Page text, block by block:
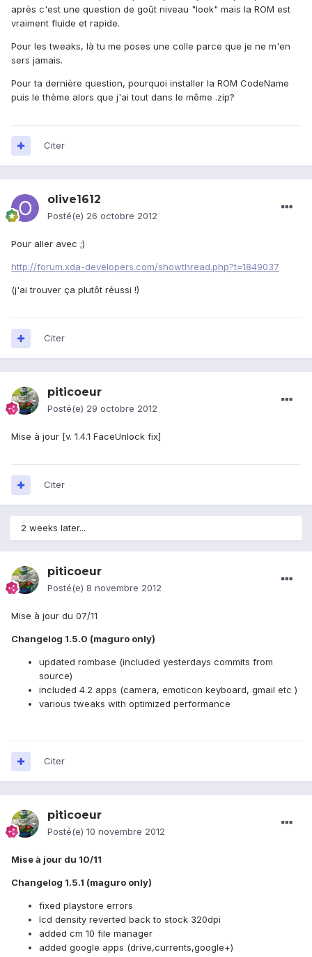
après c'est une question de goût niveau "look" mais la ROM est
vraiment fluide et rapide.
Pour les tweaks, là tu me poses une colle parce que je ne m'en
sers jamais.
Pour ta dernière question, pourquoi installer la ROM CodeName
puis le thème alors que j'ai tout dans le même .zip?
Citer
olive1612
Posté(e) 26 octobre 2012
Pour aller avec ;)
http://forum.xda-developers.com/showthread.php?t=1849037
(j'ai trouver ça plutôt réussi !)
Citer
piticoeur
Posté(e) 29 octobre 2012
Mise à jour [v. 1.4.1 FaceUnlock fix]
Citer
2 weeks later...
piticoeur
Posté(e) 8 novembre 2012
Mise à jour du 07/11
Changelog 1.5.0 (maguro only)
updated rombase (included yesterdays commits from
source)
included 4.2 apps (camera, emoticon keyboard, gmail etc )
various tweaks with optimized performance
Citer
piticoeur
Posté(e) 10 novembre 2012
Mise à jour du 10/11
Changelog 1.5.1 (maguro only)
fixed playstore errors
lcd density reverted back to stock 320dpi
added cm 10 file manager
added google apps (drive,currents,google+)